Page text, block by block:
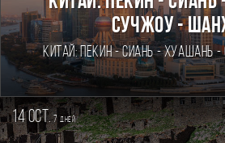
Сучжоу -
Китай: Пекин - Сиань - Хуашань
14 oct.7дней